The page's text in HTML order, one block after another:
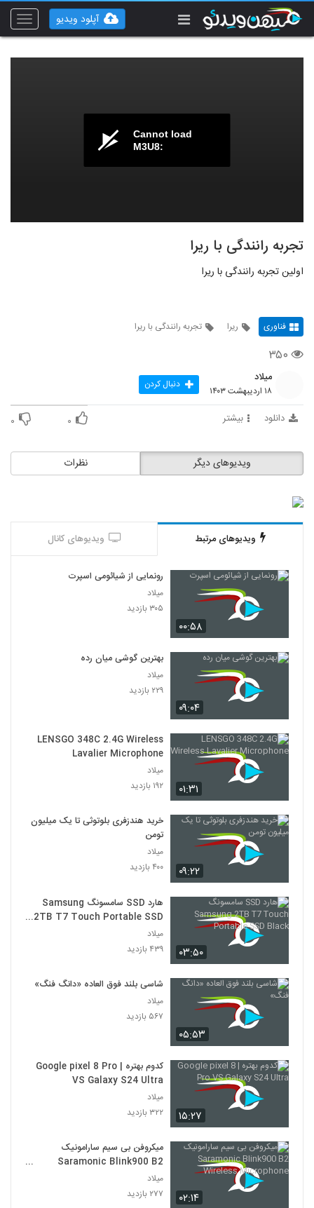
Toggle
آپلود ویدیو
Cannot load
M3U8:
تجربه رانندگی با ریرا
اولین تجربه رانندگی با ریرا
فناوری ریرا تجربه رانندگی با ریرا
۳۵۰
میلاد
۱۸ اردیبهشت ۱۴۰۳ دنبال کردن
دانلود بیشتر ۰ ۰
نظرات ویدیوهای دیگر
ویدیوهای مرتبط ویدیوهای کانال
۰۰:۵۸
رونمایی از شیائومی اسپرت
میلاد
۳۰۵ بازدید
۰۹:۰۴
بهترین گوشی میان رده
میلاد
۲۲۹ بازدید
۰۱:۳۱
LENSGO 348C 2.4G Wireless
Lavalier Microphone
میلاد
۱۹۲ بازدید
۰۹:۲۲
خرید هندزفری بلوتوثی تا یک میلیون
تومن
میلاد
۴۰۰ بازدید
۰۳:۵۰
هارد SSD سامسونگ Samsung
2TB T7 Touch Portable SSD
Black
میلاد
۴۳۹ بازدید
۰۵:۵۳
شاسی بلند فوق العاده «دانگ فنگ»
میلاد
۵۶۷ بازدید
۱۵:۲۷
کدوم بهتره | Google pixel 8 Pro
VS Galaxy S24 Ultra
میلاد
۳۲۲ بازدید
۰۲:۱۴
میکروفن بی سیم سارامونیک
Saramonic Blink900 B2
Wireless Microphone
میلاد
۲۷۷ بازدید